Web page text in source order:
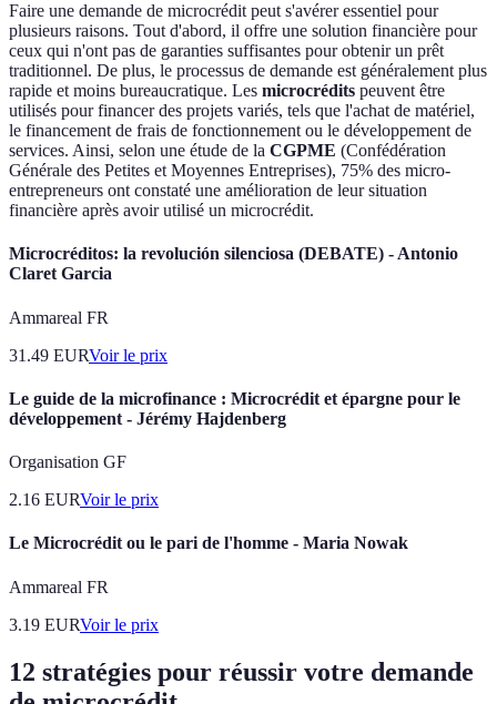
Faire une demande de microcrédit peut s'avérer essentiel pour
plusieurs raisons. Tout d'abord, il offre une solution financière pour
ceux qui n'ont pas de garanties suffisantes pour obtenir un prêt
traditionnel. De plus, le processus de demande est généralement plus
rapide et moins bureaucratique. Les microcrédits peuvent être
utilisés pour financer des projets variés, tels que l'achat de matériel,
le financement de frais de fonctionnement ou le développement de
services. Ainsi, selon une étude de la CGPME (Confédération
Générale des Petites et Moyennes Entreprises), 75% des micro-
entrepreneurs ont constaté une amélioration de leur situation
financière après avoir utilisé un microcrédit.
Microcréditos: la revolución silenciosa (DEBATE) - Antonio
Claret Garcia
Ammareal FR
31.49 EURVoir le prix
Le guide de la microfinance : Microcrédit et épargne pour le
développement - Jérémy Hajdenberg
Organisation GF
2.16 EURVoir le prix
Le Microcrédit ou le pari de l'homme - Maria Nowak
Ammareal FR
3.19 EURVoir le prix
12 stratégies pour réussir votre demande